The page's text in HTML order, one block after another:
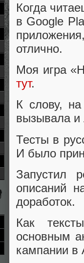
Когда
в Google
отлично.
Моя игра
тут.
К слову,
вызывала и
Тесты в
И было
Запустил
описаний
доработок.
Как
основным
кампании в